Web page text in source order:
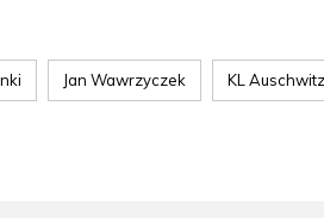
Jan Wawrzyczek KL Auschwitz